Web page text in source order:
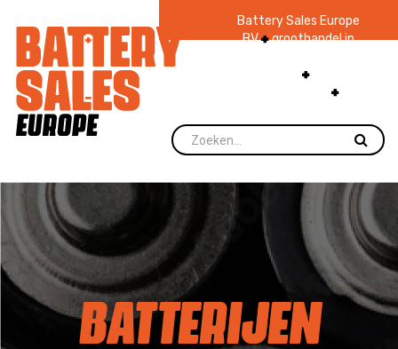
Battery Sales Europe
BV groothandel in
zaklampen Ruim 48
jaar ervaring
voorraad.
BATTERIJEN